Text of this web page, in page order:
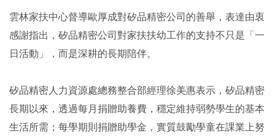
雲林家扶中心督導歐厚成對矽品精密公司的善舉，表達由衷
感謝指出，矽品精密公司對家扶扶幼工作的支持不只是「一
日活動」，而是深耕的長期陪伴。
矽品精密人力資源處總務整合部經理徐美惠表示，矽品精密
長期以來，透過每月捐贈助養費，穩定維持弱勢學生的基本
生活所需；每學期則捐贈助學金，實質鼓勵學童在課業上努